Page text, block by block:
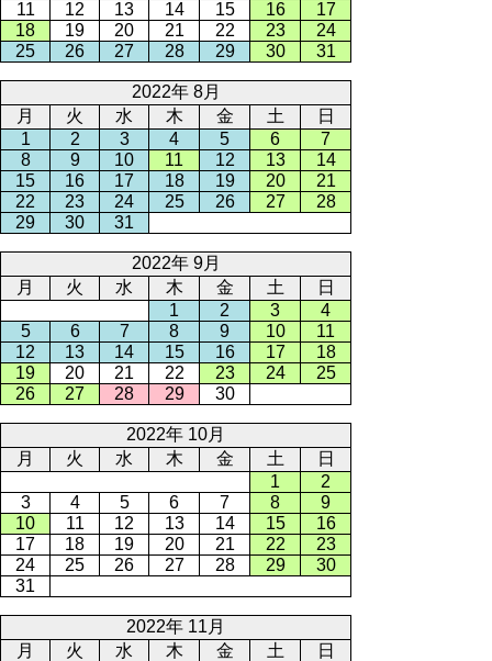
11
12 13 14 15 16
17
18
19 20 21 22 23
24
25
26 27 28 29 30 31
2022年 8月
月
火 水 木 金 土
日
1
2 3 4 5 6
7
8
9 10 11 12 13
14
15
16 17 18 19 20
21
22
23 24 25 26 27
28
29
30 31
2022年 9月
月
火 水 木 金 土
日
1
2 3
4
5
6 7 8 9 10
11
12
13 14 15 16 17
18
19
20 21 22 23 24
25
26
27 28 29 30
2022年 10月
月
火 水 木 金 土
日
1
2
3
4 5 6 7 8
9
10
11 12 13 14 15
16
17
18 19 20 21 22
23
24
25 26 27 28 29
30
31
2022年 11月
月
火 水 木 金 土
日